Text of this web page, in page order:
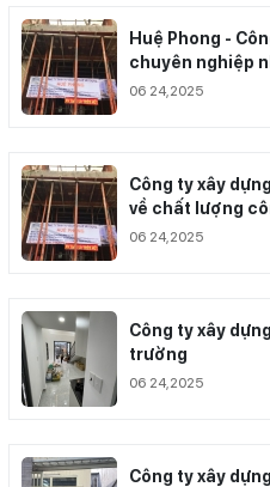
Huệ Phong -
chuyên nghiệp
06 24,2025
Công ty xây
về chất lượng
06 24,2025
Công ty xây
trường
06 24,2025
Công ty xây